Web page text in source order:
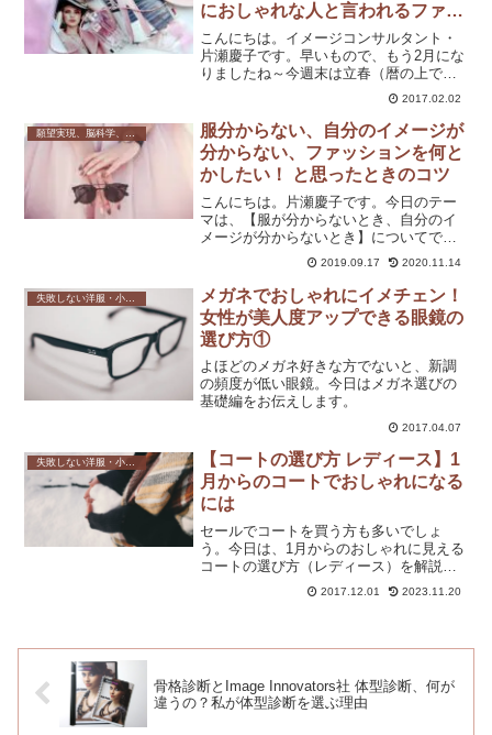
におしゃれな人と言われるファッ
ションとは？
こんにちは。イメージコンサルタント・
片瀬慶子です。早いもので、もう2月にな
りましたね～今週末は立春（暦の上では
春）です。今日は今の時期しかできな
い、寒くてもおしゃれと思われるコツに
ついて、書いていきますね。ところで、
おしゃれな人って、どんな...
2017.02.02
願望実現、脳科学、心理学
服分からない、自分のイメージが
分からない、ファッションを何と
かしたい！ と思ったときのコツ
こんにちは。片瀬慶子です。今日のテー
マは、【服が分からないとき、自分のイ
メージが分からないとき】についてで
す。服が分からなかったり、自分のイメ
ージが分からないときは、自分の「好
き」センサーや、どうしていきたいか？
を「自分で選ぶ」「決める」...
2019.09.17 2020.11.14
メガネでおしゃれにイメチェン！
女性が美人度アップできる眼鏡の
選び方①
よほどのメガネ好きな方でないと、新調
の頻度が低い眼鏡。今日はメガネ選びの
基礎編をお伝えします。
2017.04.07
失敗しない洋服・小物選び
【コートの選び方 レディース】1
月からのコートでおしゃれになる
には
セールでコートを買う方も多いでしょ
う。今日は、1月からのおしゃれに見える
コートの選び方（レディース）を解説し
2017.12.01 2023.11.20
骨格診断とImage Innovators社 体型診断、何が
違うの？私が体型診断を選ぶ理由